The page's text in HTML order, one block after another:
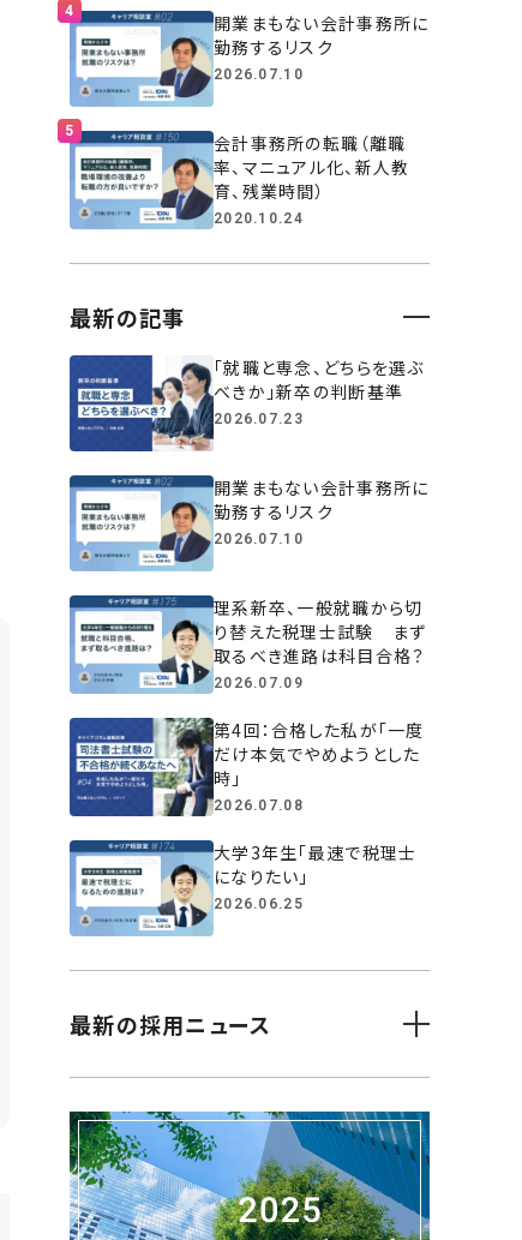
開業まもない会計事務所に
勤務するリスク
2026.07.10
会計事務所の転職（離職
率、マニュアル化、新人教
育、残業時間）
2020.10.24
最新の記事
「就職と専念、どちらを選ぶ
べきか」新卒の判断基準
2026.07.23
開業まもない会計事務所に
勤務するリスク
2026.07.10
理系新卒、一般就職から切
り替えた税理士試験 まず
取るべき進路は科目合格？
2026.07.09
第4回：合格した私が「一度
だけ本気でやめようとした
時」
2026.07.08
大学3年生「最速で税理士
になりたい」
2026.06.25
最新の採用ニュース
けた税理士業界講義に登
2026.08.05
大原キャリアナビHPにて
「会社紹介動画」を公開中
2026.08.03